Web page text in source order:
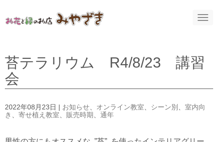
N
a
t
i
n
苔テラリウム R4/8/23 講習
会
2022年08月23日 お知らせ オンライン教室 シーン別
室内向
き
寄せ植え教室 販売時期 通年